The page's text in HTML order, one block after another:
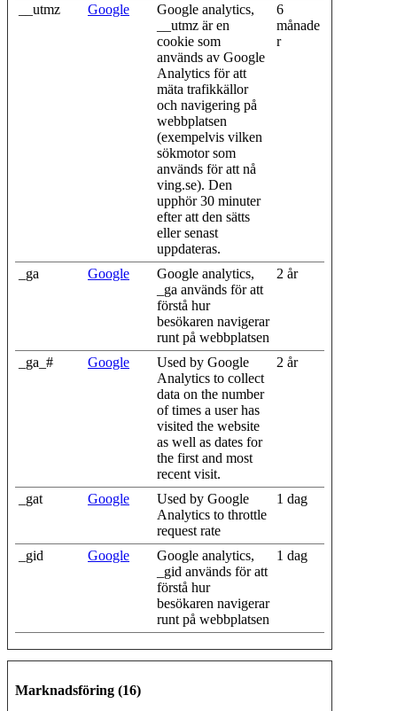
__utmz Google
Google analytics,
__utmz är en
cookie som
används av Google
Analytics för att
mäta trafikkällor
och navigering på
webbplatsen
(exempelvis vilken
sökmotor som
används för att nå
ving.se). Den
upphör 30 minuter
efter att den sätts
eller senast
uppdateras.
6
månade
r
_ga Google
Google analytics,
_ga används för att
förstå hur
besökaren navigerar
runt på webbplatsen
2 år
_ga_# Google
Used by Google
Analytics to collect
data on the number
of times a user has
visited the website
as well as dates for
the first and most
recent visit.
2 år
_gat Google
Used by Google
Analytics to throttle
request rate
1 dag
_gid Google
Google analytics,
_gid används för att
förstå hur
besökaren navigerar
runt på webbplatsen
1 dag
Marknadsföring (16)